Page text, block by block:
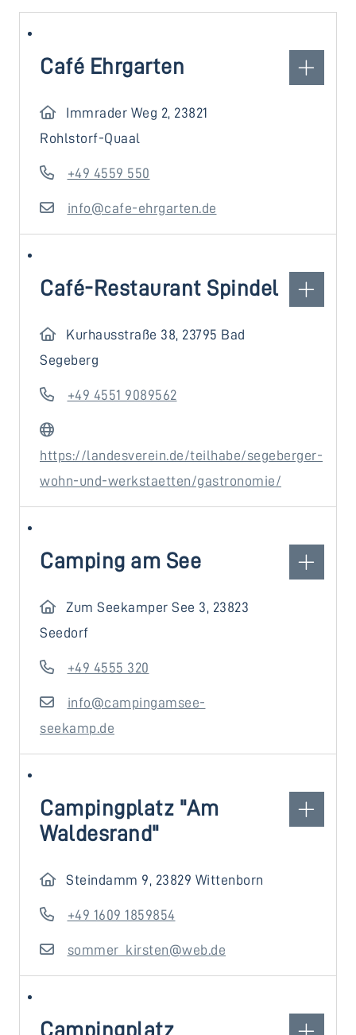
Café Ehrgarten
Immrader Weg 2, 23821
Rohlstorf-Quaal
+49 4559 550
info@cafe-ehrgarten.de
Café-Restaurant Spindel
Kurhausstraße 38, 23795 Bad
Segeberg
+49 4551 9089562
https://landesverein.de/teilhabe/segeberger-
wohn-und-werkstaetten/gastronomie/
Camping am See
Zum Seekamper See 3, 23823
Seedorf
+49 4555 320
info@campingamsee-
seekamp.de
Campingplatz "Am
Waldesrand"
Steindamm 9, 23829 Wittenborn
+49 1609 1859854
sommer_kirsten@web.de
Campingplatz